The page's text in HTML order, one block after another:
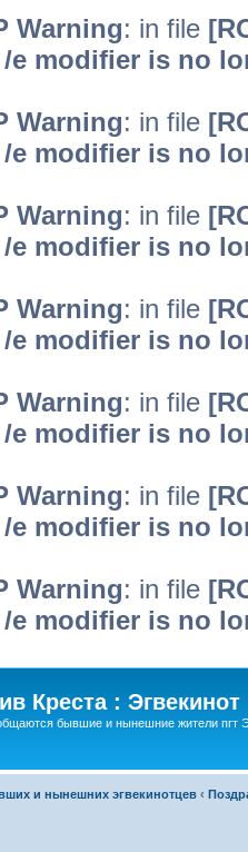
Warning: in file
e modifier is no
Warning: in file
e modifier is no
Warning: in file
e modifier is no
Warning: in file
e modifier is no
Warning: in file
e modifier is no
Warning: in file
e modifier is no
Warning: in file
e modifier is no
Креста : Эгвекинот
бывшие и нынешние жители пгт
и нынешних эгвекинотцев ‹